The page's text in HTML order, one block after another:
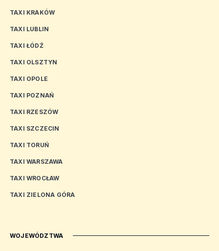
TAXI KRAKÓW
TAXI LUBLIN
TAXI ŁÓDŹ
TAXI OLSZTYN
TAXI OPOLE
TAXI POZNAŃ
TAXI RZESZÓW
TAXI SZCZECIN
TAXI TORUŃ
TAXI WARSZAWA
TAXI WROCŁAW
TAXI ZIELONA GÓRA
WOJEWÓDZTWA